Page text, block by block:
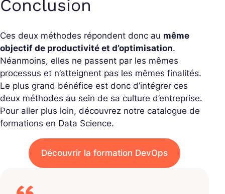
Conclusion
Ces deux méthodes répondent donc au même
objectif de productivité et d’optimisation.
Néanmoins, elles ne passent par les mêmes
processus et n’atteignent pas les mêmes finalités.
Le plus grand bénéfice est donc d’intégrer ces
deux méthodes au sein de sa culture d’entreprise.
Pour aller plus loin, découvrez notre catalogue de
formations en Data Science.
Découvrir la formation DevOps